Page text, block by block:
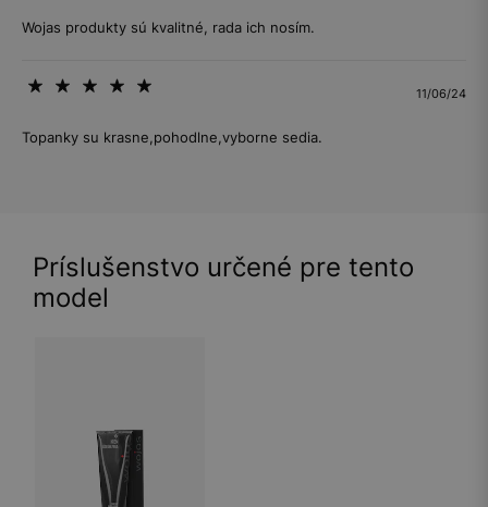
Wojas produkty sú kvalitné, rada ich nosím.
11/06/24
Topanky su krasne,pohodlne,vyborne sedia.
Príslušenstvo určené pre tento
model